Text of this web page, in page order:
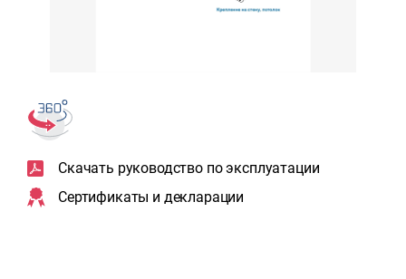
Скачать руководство по эксплуатации
Сертификаты и декларации